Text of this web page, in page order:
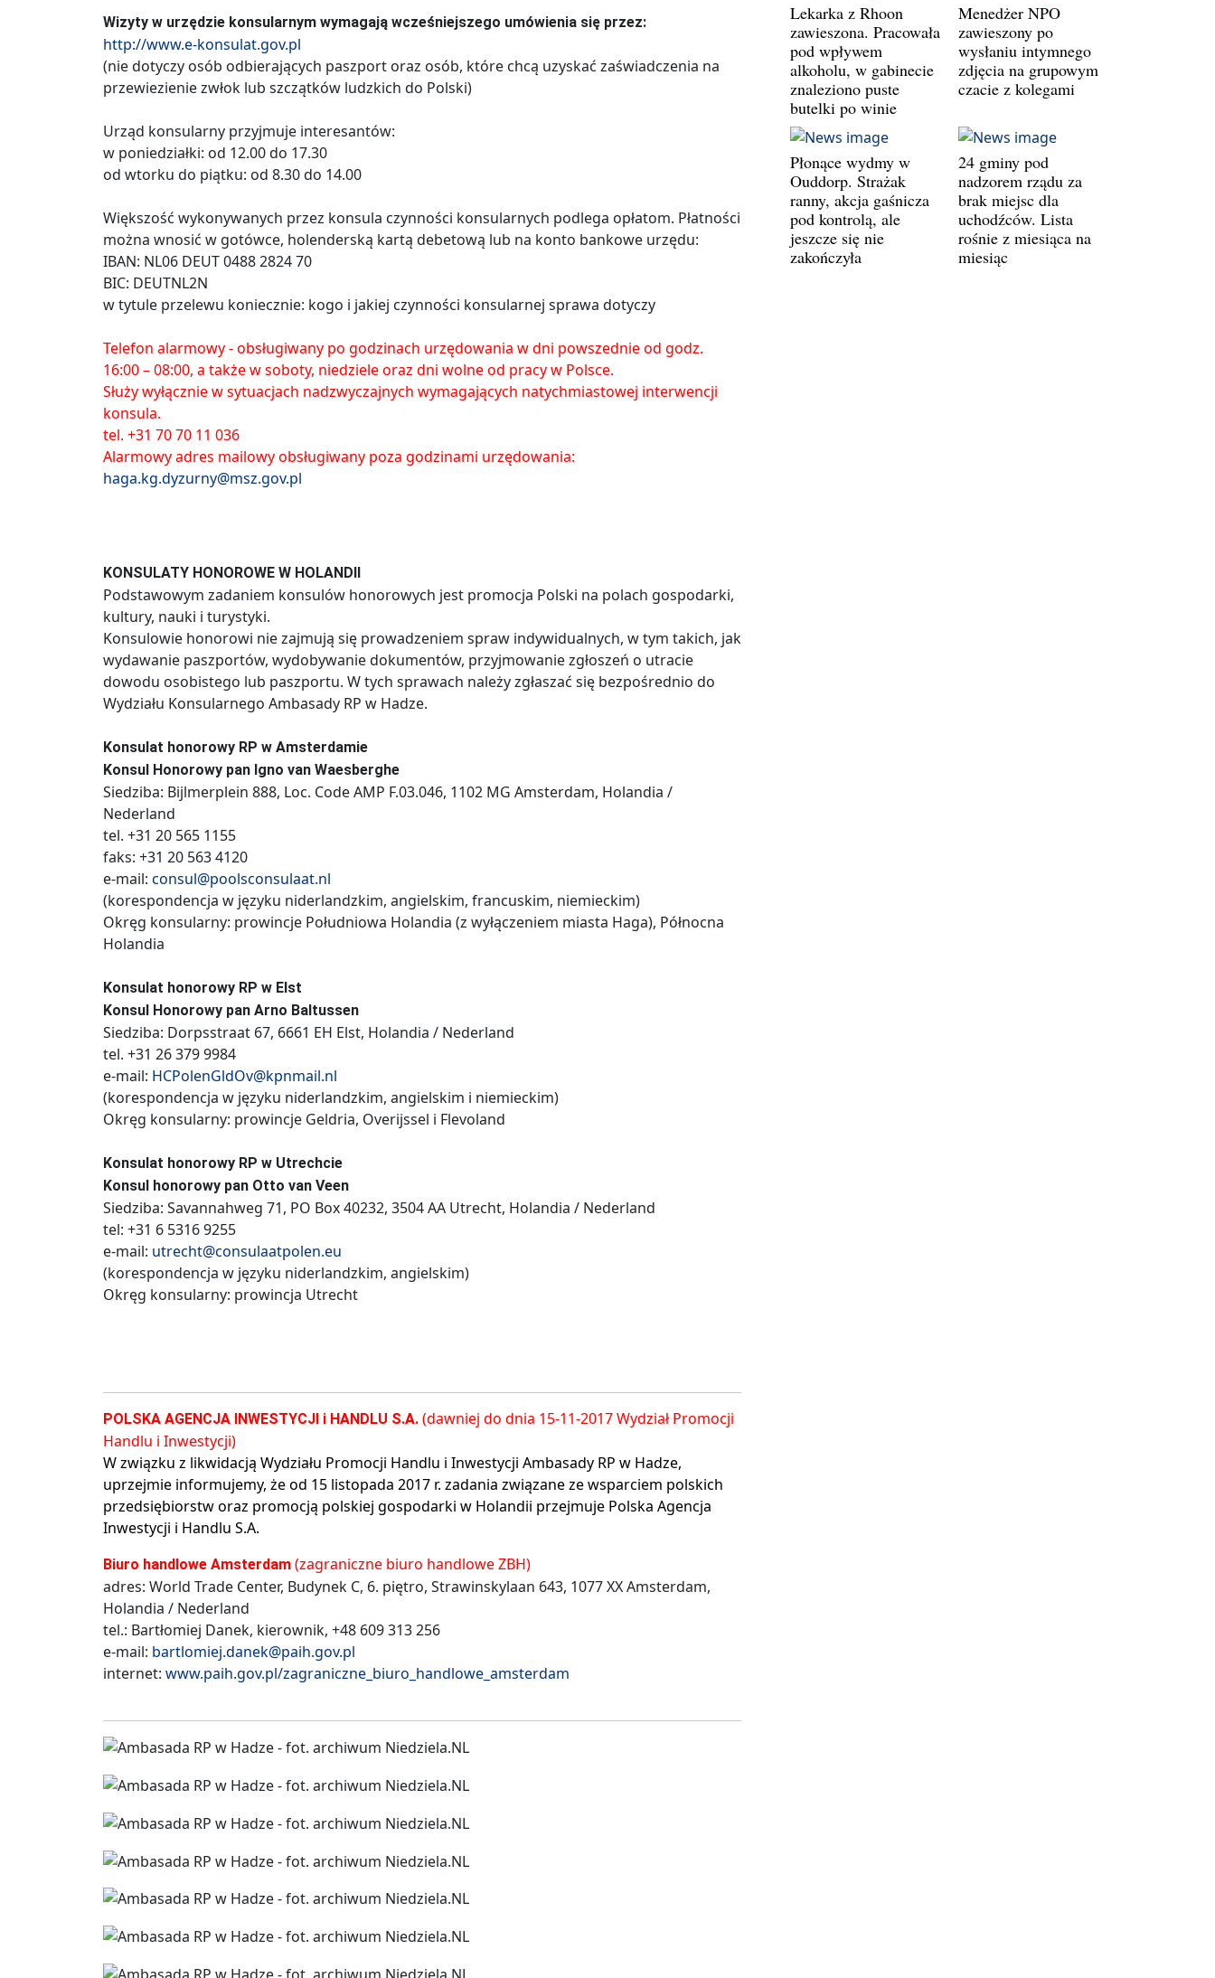
Wizyty w urzędzie konsularnym wymagają wcześniejszego umówienia się przez:
http://www.e-konsulat.gov.pl
(nie dotyczy osób odbierających paszport oraz osób, które chcą uzyskać zaświadczenia na
przewiezienie zwłok lub szczątków ludzkich do Polski)
Urząd konsularny przyjmuje interesantów:
w poniedziałki: od 12.00 do 17.30
od wtorku do piątku: od 8.30 do 14.00
Większość wykonywanych przez konsula czynności konsularnych podlega opłatom. Płatności
można wnosić w gotówce, holenderską kartą debetową lub na konto bankowe urzędu:
IBAN: NL06 DEUT 0488 2824 70
BIC: DEUTNL2N
w tytule przelewu koniecznie: kogo i jakiej czynności konsularnej sprawa dotyczy
Telefon alarmowy - obsługiwany po godzinach urzędowania w dni powszednie od godz.
16:00 – 08:00, a także w soboty, niedziele oraz dni wolne od pracy w Polsce.
Służy wyłącznie w sytuacjach nadzwyczajnych wymagających natychmiastowej interwencji
konsula.
tel. +31 70 70 11 036
Alarmowy adres mailowy obsługiwany poza godzinami urzędowania:
haga.kg.dyzurny@msz.gov.pl
KONSULATY HONOROWE W HOLANDII
Podstawowym zadaniem konsulów honorowych jest promocja Polski na polach gospodarki,
kultury, nauki i turystyki.
Konsulowie honorowi nie zajmują się prowadzeniem spraw indywidualnych, w tym takich, jak
wydawanie paszportów, wydobywanie dokumentów, przyjmowanie zgłoszeń o utracie
dowodu osobistego lub paszportu. W tych sprawach należy zgłaszać się bezpośrednio do
Wydziału Konsularnego Ambasady RP w Hadze.
Konsulat honorowy RP w Amsterdamie
Konsul Honorowy pan Igno van Waesberghe
Siedziba: Bijlmerplein 888, Loc. Code AMP F.03.046, 1102 MG Amsterdam, Holandia /
Nederland
tel. +31 20 565 1155
faks: +31 20 563 4120
e-mail: consul@poolsconsulaat.nl
(korespondencja w języku niderlandzkim, angielskim, francuskim, niemieckim)
Okręg konsularny: prowincje Południowa Holandia (z wyłączeniem miasta Haga), Północna
Holandia
Konsulat honorowy RP w Elst
Konsul Honorowy pan Arno Baltussen
Siedziba: Dorpsstraat 67, 6661 EH Elst, Holandia / Nederland
tel. +31 26 379 9984
e-mail: HCPolenGldOv@kpnmail.nl
(korespondencja w języku niderlandzkim, angielskim i niemieckim)
Okręg konsularny: prowincje Geldria, Overijssel i Flevoland
Konsulat honorowy RP w Utrechcie
Konsul honorowy pan Otto van Veen
Siedziba: Savannahweg 71, PO Box 40232, 3504 AA Utrecht, Holandia / Nederland
tel: +31 6 5316 9255
e-mail: utrecht@consulaatpolen.eu
(korespondencja w języku niderlandzkim, angielskim)
Okręg konsularny: prowincja Utrecht
POLSKA AGENCJA INWESTYCJI i HANDLU S.A. (dawniej do dnia 15-11-2017 Wydział Promocji
Handlu i Inwestycji)
W związku z likwidacją Wydziału Promocji Handlu i Inwestycji Ambasady RP w Hadze,
uprzejmie informujemy, że od 15 listopada 2017 r. zadania związane ze wsparciem polskich
przedsiębiorstw oraz promocją polskiej gospodarki w Holandii przejmuje Polska Agencja
Inwestycji i Handlu S.A.
Biuro handlowe Amsterdam (zagraniczne biuro handlowe ZBH)
adres: World Trade Center, Budynek C, 6. piętro, Strawinskylaan 643, 1077 XX Amsterdam,
Holandia / Nederland
tel.: Bartłomiej Danek, kierownik, +48 609 313 256
e-mail: bartlomiej.danek@paih.gov.pl
internet: www.paih.gov.pl/zagraniczne_biuro_handlowe_amsterdam
Lekarka z Rhoon
zawieszona. Pracowała
pod wpływem
alkoholu, w gabinecie
znaleziono puste
butelki po winie
Menedżer NPO
zawieszony po
wysłaniu intymnego
zdjęcia na grupowym
czacie z kolegami
Płonące wydmy w
Ouddorp. Strażak
ranny, akcja gaśnicza
pod kontrolą, ale
jeszcze się nie
zakończyła
24 gminy pod
nadzorem rządu za
brak miejsc dla
uchodźców. Lista
rośnie z miesiąca na
miesiąc